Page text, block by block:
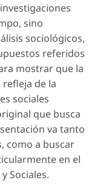
sino
sociológicos,
referidos
mostrar que la
de la
sociales
que busca
va tanto
como a buscar
en el
Sociales.